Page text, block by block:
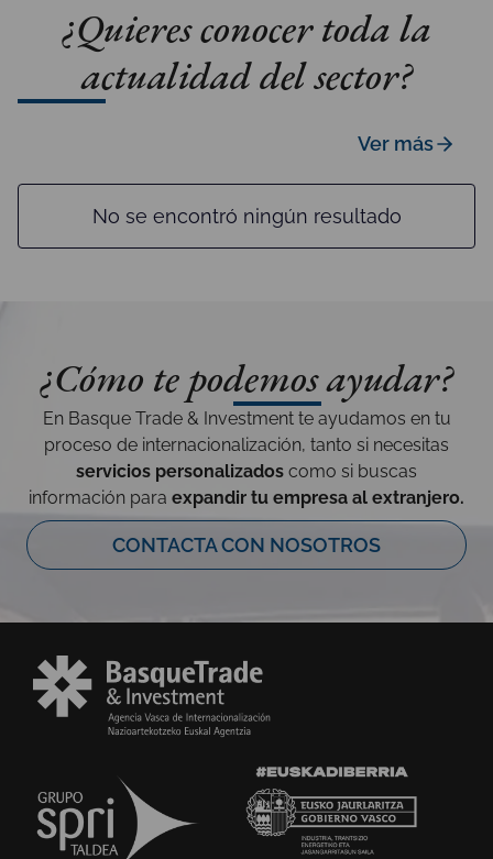
¿Quieres conocer toda la
actualidad del sector?
Ver más
No se encontró ningún resultado
¿Cómo te podemos ayudar?
En Basque Trade & Investment te ayudamos en tu
proceso de internacionalización, tanto si necesitas
servicios personalizados como si buscas
información para expandir tu empresa al extranjero.
CONTACTA CON NOSOTROS